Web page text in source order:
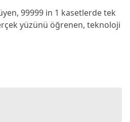
99999 in 1 kasetlerde tek
yüzünü öğrenen, teknoloji